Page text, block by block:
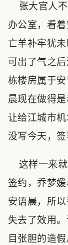
张大官人不
办公室，看
亡羊补牢犹
可出了气之
栋楼房属于
晨现在做得
让给江城市
没写今天，签
这样一来就
签约，乔梦
安语晨，所
失去了效用
目张胆的造假